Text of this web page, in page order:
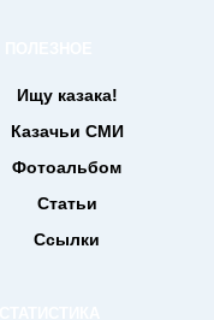
Ищу казака!
Казачьи СМИ
Фотоальбом
Статьи
Ссылки